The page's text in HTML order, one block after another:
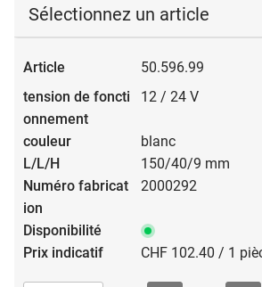
Sélectionnez un article
50.596.99
12 / 24 V
blanc
150/40/9 mm
2000292
CHF 102.40 / 1